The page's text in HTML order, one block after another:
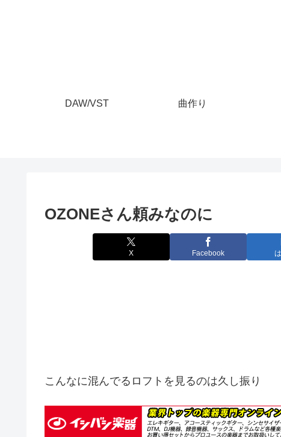
DAW/VST 曲作り
OZONEさん頼みなのに
X Facebook
こんなに混んでるロフトを見るのは久し振り